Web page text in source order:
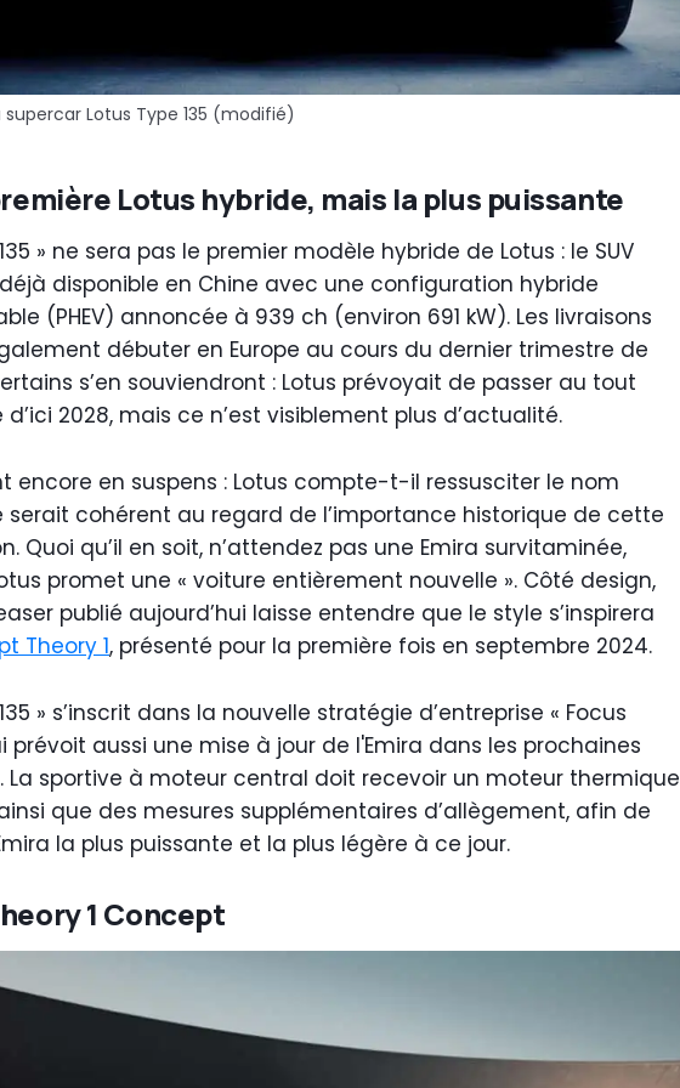
supercar Lotus Type 135 (modifié)
Lotus hybride, mais la plus puissante
» ne sera pas le premier modèle hybride de Lotus : le SUV
disponible en Chine avec une configuration hybride
(PHEV) annoncée à 939 ch (environ 691 kW). Les livraisons
débuter en Europe au cours du dernier trimestre de
s’en souviendront : Lotus prévoyait de passer au tout
2028, mais ce n’est visiblement plus d’actualité.
encore en suspens : Lotus compte-t-il ressusciter le nom
serait cohérent au regard de l’importance historique de cette
Quoi qu’il en soit, n’attendez pas une Emira survitaminée,
promet une « voiture entièrement nouvelle ». Côté design,
publié aujourd’hui laisse entendre que le style s’inspirera
Theory 1, présenté pour la première fois en septembre 2024.
» s’inscrit dans la nouvelle stratégie d’entreprise « Focus
prévoit aussi une mise à jour de l'Emira dans les prochaines
La sportive à moteur central doit recevoir un moteur thermique
que des mesures supplémentaires d’allègement, afin de
la plus puissante et la plus légère à ce jour.
1 Concept